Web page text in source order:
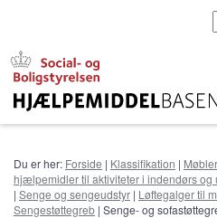
Du er her: Forside | Klassifikation |
hjælpemidler til aktiviteter i indendørs
| Senge og sengeudstyr | Løftegalger til
Sengestøttegreb | Senge- og